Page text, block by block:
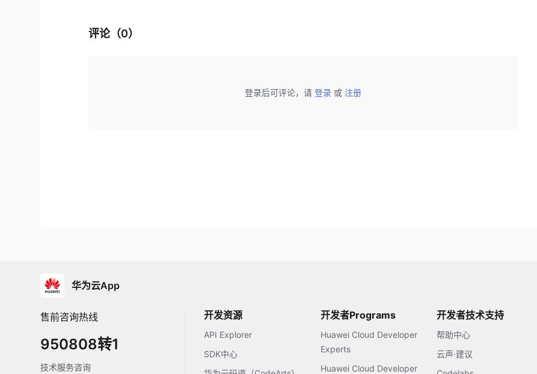
评论（0）
登录后可评论，请 登录 或 注册
华为云App
售前咨询热线
950808转1
技术服务咨询
开发资源
API Explorer
SDK中心
开发者Programs
Huawei Cloud Developer
Experts
Huawei Cloud Developer
开发者技术支持
帮助中心
云声·建议